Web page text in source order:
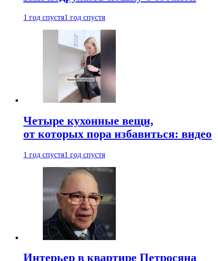
1 год спустя1 год спустя
Четыре кухонные вещи,
от которых пора избавиться: видео
1 год спустя1 год спустя
Интерьер в квартире Петросяна